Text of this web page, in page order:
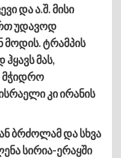
და ა.შ. მისი
უდავოდ
მოდის. ტრამპის
მას,
მჭიდრო
კი ირანის
ბრძოლამ და სხვა
სირია-ერაყში